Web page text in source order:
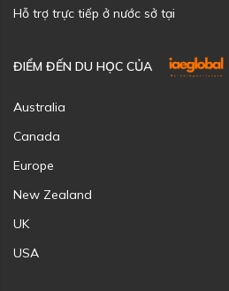
Hỗ trợ trực tiếp ở nước sở tại
ĐIỂM ĐẾN DU HỌC CỦA
Australia
Canada
Europe
New Zealand
UK
USA